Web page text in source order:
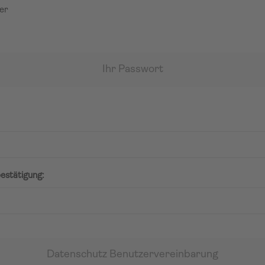
Ihr Passwort
Datenschutz Benutzervereinbarung